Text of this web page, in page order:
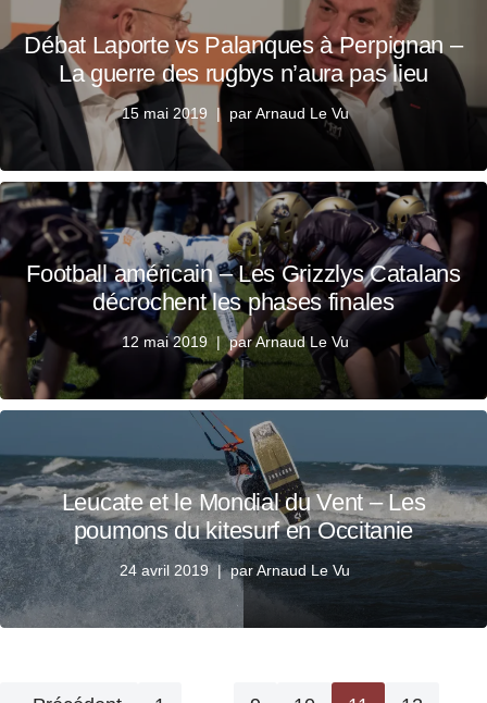
Débat Laporte vs Palanques à Perpignan –
La guerre des rugbys n’aura pas lieu
15 mai 2019 parArnaud Le Vu
Football américain – Les Grizzlys Catalans
décrochent les phases finales
12 mai 2019 parArnaud Le Vu
Leucate et le Mondial du Vent – Les
poumons du kitesurf en Occitanie
24 avril 2019 parArnaud Le Vu